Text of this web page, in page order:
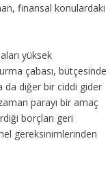
finansal konulardaki
yüksek
çabası, bütçesinde
da diğer bir ciddi gider
parayı bir amaç
borçları geri
gereksinimlerinden